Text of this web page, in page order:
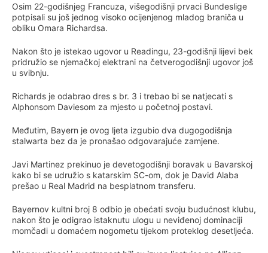
Osim 22-godišnjeg Francuza, višegodišnji prvaci Bundeslige
potpisali su još jednog visoko ocijenjenog mladog braniča u
obliku Omara Richardsa.
Nakon što je istekao ugovor u Readingu, 23-godišnji lijevi bek
pridružio se njemačkoj elektrani na četverogodišnji ugovor još
u svibnju.
Richards je odabrao dres s br. 3 i trebao bi se natjecati s
Alphonsom Daviesom za mjesto u početnoj postavi.
Međutim, Bayern je ovog ljeta izgubio dva dugogodišnja
stalwarta bez da je pronašao odgovarajuće zamjene.
Javi Martinez prekinuo je devetogodišnji boravak u Bavarskoj
kako bi se udružio s katarskim SC-om, dok je David Alaba
prešao u Real Madrid na besplatnom transferu.
Bayernov kultni broj 8 odbio je obećati svoju budućnost klubu,
nakon što je odigrao istaknutu ulogu u neviđenoj dominaciji
momčadi u domaćem nogometu tijekom proteklog desetljeća.